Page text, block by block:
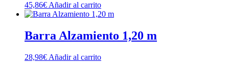
45,86€ Añadir al carrito
Barra Alzamiento 1,20 m
28,98€ Añadir al carrito